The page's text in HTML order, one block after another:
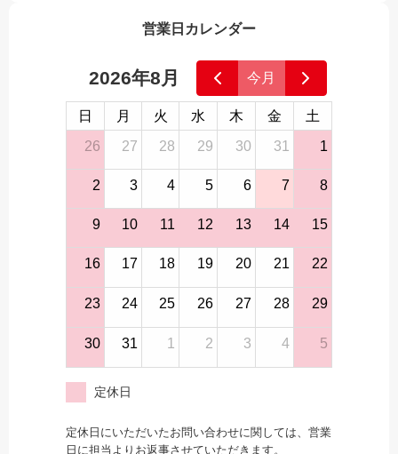
営業日カレンダー
2026年8月 今月
日 月 火 水 木 金
土
26
27 28 29 30 31 1
2 3 4 5 6 7 8
9 10 11 12 13 14 15
16 17 18 19 20 21 22
23 24 25 26 27 28 29
30 31 1 2 3 4 5
定休日
定休日にいただいたお問い合わせに関しては、営業
日に担当よりお返事させていただきます。